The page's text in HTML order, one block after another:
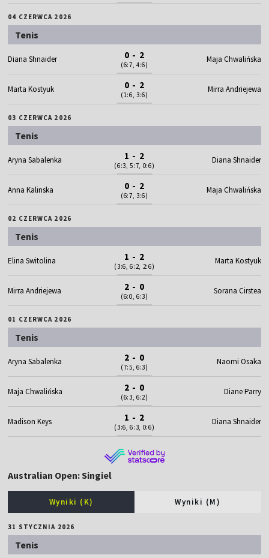
04 CZERWCA 2026
Tenis
Diana Shnaider 0 - 2
(6:7, 4:6)
Maja Chwalińska
Marta Kostyuk 0 - 2
(1:6, 3:6)
Mirra Andriejewa
03 CZERWCA 2026
Tenis
Aryna Sabalenka 1 - 2
(6:3, 5:7, 0:6)
Diana Shnaider
Anna Kalinska 0 - 2
(6:7, 3:6)
Maja Chwalińska
02 CZERWCA 2026
Tenis
Elina Switolina 1 - 2
(3:6, 6:2, 2:6)
Marta Kostyuk
Mirra Andriejewa 2 - 0
(6:0, 6:3)
Sorana Cirstea
01 CZERWCA 2026
Tenis
Aryna Sabalenka 2 - 0
(7:5, 6:3)
Naomi Osaka
Maja Chwalińska 2 - 0
(6:3, 6:2)
Diane Parry
Madison Keys 1 - 2
(3:6, 6:3, 0:6)
Diana Shnaider
Australian Open: Singiel
Wyniki (K) Wyniki (M)
31 STYCZNIA 2026
Tenis